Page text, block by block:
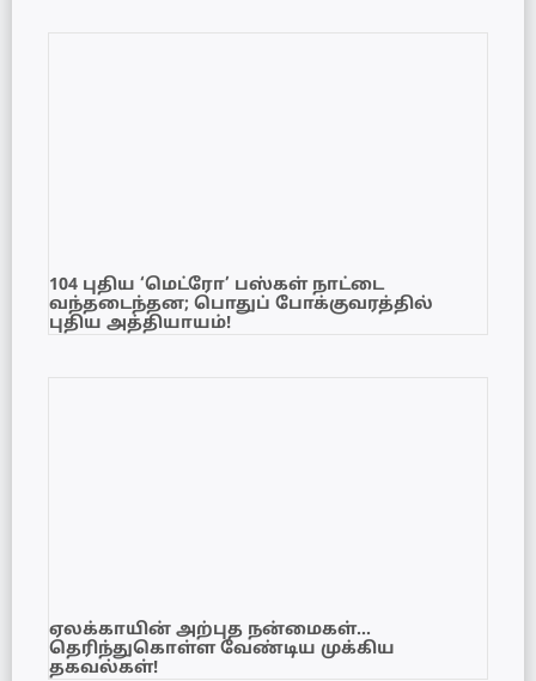
104 புதிய ‘மெட்ரோ’ பஸ்கள் நாட்டை
வந்தடைந்தன; பொதுப் போக்குவரத்தில்
புதிய அத்தியாயம்!
ஏலக்காயின் அற்புத நன்மைகள்…
தெரிந்துகொள்ள வேண்டிய முக்கிய
தகவல்கள்!